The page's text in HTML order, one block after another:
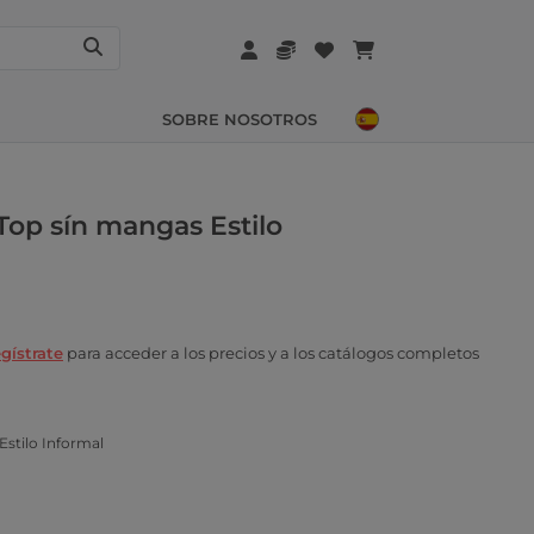
SOBRE NOSOTROS
sín mangas Estilo
para acceder a los precios y a los catálogos completos
Informal